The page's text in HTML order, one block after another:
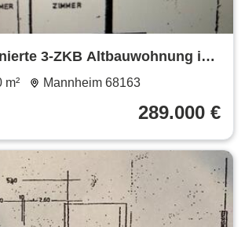
3-ZKB Altbauwohnung in
m² Mannheim 68163
289.000 €